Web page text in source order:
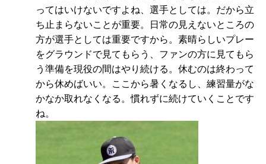
ってはいけないですよね、選手としては。だから立
ち止まらないことが重要。日常の見えないところの
方が選手としては重要ですから。素晴らしいプレー
をグラウンドで見てもらう、ファンの方に見てもら
う準備を現役の間はやり続ける。休むのは終わって
から休めばいい。ここから暑くなるし、練習量がな
かなか取れなくなる。慣れずに続けていくことです
ね。